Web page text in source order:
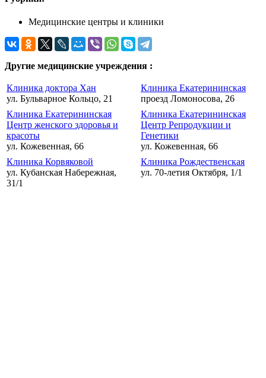
Медицинские центры и клиники
Другие медицинские учреждения :
Клиника доктора Хан
ул. Бульварное Кольцо, 21
Клиника Екатерининская
проезд Ломоносова, 26
Клиника Екатерининская
Центр женского здоровья и
красоты
ул. Кожевенная, 66
Клиника Екатерининская
Центр Репродукции и
Генетики
ул. Кожевенная, 66
Клиника Корвяковой
ул. Кубанская Набережная,
31/1
Клиника Рождественская
ул. 70-летия Октября, 1/1